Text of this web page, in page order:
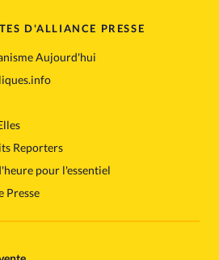
D'ALLIANCE PRESSE
Aujourd'hui
Reporters
pour l'essentiel
Presse